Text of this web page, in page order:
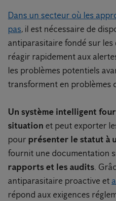
Dans un secteur où les
pas, il est nécessaire de
antiparasitaire fondé sur les
réagir rapidement aux
les problèmes potentiels
transforment en problèmes
Un système intelligent
situation et peut exporter
pour présenter le statut à
fournit une documentation
rapports et les audits.
antiparasitaire proactive et
répond aux exigences